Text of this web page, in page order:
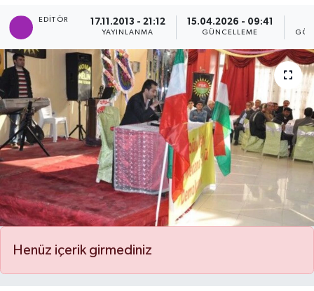
EDITÖR 17.11.2013 - 21:12
YAYINLANMA
15.04.2026 - 09:41
GÜNCELLEME
Henüz içerik girmediniz
Son Dakika Haberleri
Haber Arşivi